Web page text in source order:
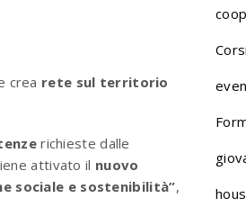
crea rete sul territorio
richieste dalle
attivato il nuovo
sociale e sostenibilità”,